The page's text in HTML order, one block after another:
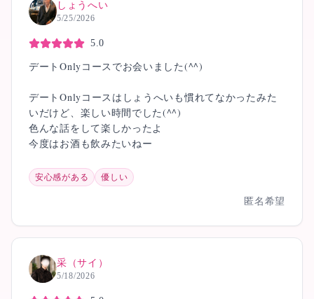
しょうへい
5/25/2026
5.0
デートOnlyコースでお会いました(^^)
デートOnlyコースはしょうへいも慣れてなかったみた
いだけど、楽しい時間でした(^^)
色んな話をして楽しかったよ
今度はお酒も飲みたいねー
安心感がある 優しい
匿名希望
采（サイ）
5/18/2026